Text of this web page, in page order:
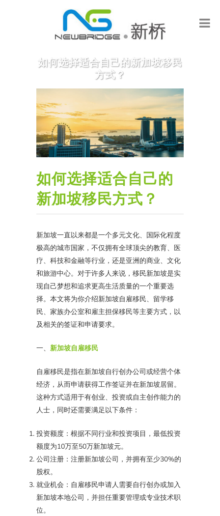
如何选择适合自己的新加坡移民
方式？
如何选择适合自己的
新加坡移民方式？
新加坡一直以来都是一个多元文化、国际化程度
极高的城市国家，不仅拥有全球顶尖的教育、医
疗、科技和金融等行业，还是亚洲的商业、文化
和旅游中心。对于许多人来说，移民新加坡是实
现自己梦想和追求更高生活质量的一个重要选
择。本文将为你介绍新加坡自雇移民、留学移
民、家族办公室和雇主担保移民等主要方式，以
及相关的签证和申请要求。
一、 新加坡自雇移民
自雇移民是指在新加坡自行创办公司或经营个体
经济，从而申请获得工作签证并在新加坡居留。
这种方式适用于有创业、投资或自主创作能力的
人士，同时还需要满足以下条件：
投资额度：根据不同行业和投资项目，最低投资
额度为10万至50万新加坡元。
公司注册：注册新加坡公司，并拥有至少30%的
股权。
就业机会：自雇移民申请人需要自行创办或加入
新加坡本地公司，并担任重要管理或专业技术职
位。